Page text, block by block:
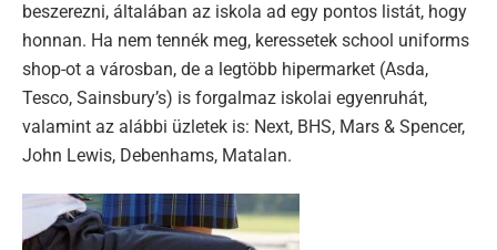
beszerezni, általában az iskola ad egy pontos listát, hogy
honnan. Ha nem tennék meg, keressetek school uniforms
shop-ot a városban, de a legtöbb hipermarket (Asda,
Tesco, Sainsbury’s) is forgalmaz iskolai egyenruhát,
valamint az alábbi üzletek is: Next, BHS, Mars & Spencer,
John Lewis, Debenhams, Matalan.